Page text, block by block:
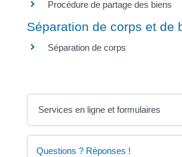
Procédure de partage des biens
Séparation de corps et de
Séparation de corps
Services en ligne et formulaires
Questions ? Réponses !